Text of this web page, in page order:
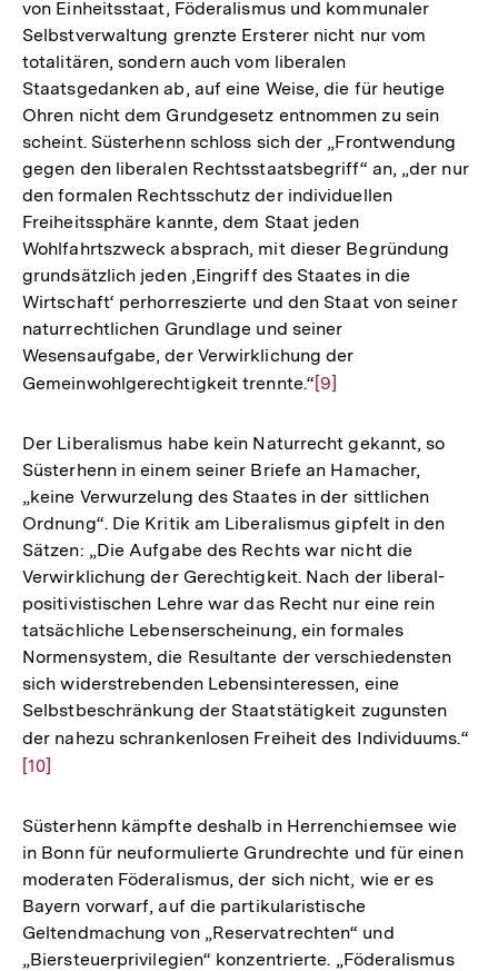
von Einheitsstaat, Föderalismus und kommunaler
Selbstverwaltung grenzte Ersterer nicht nur vom
totalitären, sondern auch vom liberalen
Staatsgedanken ab, auf eine Weise, die für heutige
Ohren nicht dem Grundgesetz entnommen zu sein
scheint. Süsterhenn schloss sich der „Frontwendung
gegen den liberalen Rechtsstaatsbegriff“ an, „der nur
den formalen Rechtsschutz der individuellen
Freiheitssphäre kannte, dem Staat jeden
Wohlfahrtszweck absprach, mit dieser Begründung
grundsätzlich jeden ‚Eingriff des Staates in die
Wirtschaft‘ perhorreszierte und den Staat von seiner
naturrechtlichen Grundlage und seiner
Wesensaufgabe, der Verwirklichung der
Gemeinwohlgerechtigkeit trennte.“Zur
der
Fußnote
[9]
Der Liberalismus habe kein Naturrecht gekannt, so
Süsterhenn in einem seiner Briefe an Hamacher,
„keine Verwurzelung des Staates in der sittlichen
Ordnung“. Die Kritik am Liberalismus gipfelt in den
Sätzen: „Die Aufgabe des Rechts war nicht die
Verwirklichung der Gerechtigkeit. Nach der liberal-
positivistischen Lehre war das Recht nur eine rein
tatsächliche Lebenserscheinung, ein formales
Normensystem, die Resultante der verschiedensten
sich widerstrebenden Lebensinteressen, eine
Selbstbeschränkung der Staatstätigkeit zugunsten
der nahezu schrankenlosen Freiheit des Individuums.“Zur
[10]
Süsterhenn kämpfte deshalb in Herrenchiemsee wie
in Bonn für neuformulierte Grundrechte und für einen
moderaten Föderalismus, der sich nicht, wie er es
Bayern vorwarf, auf die partikularistische
Geltendmachung von „Reservatrechten“ und
„Biersteuerprivilegien“ konzentrierte. „Föderalismus